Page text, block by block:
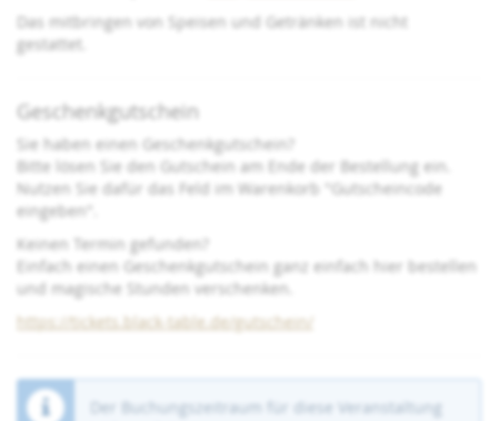
Das mitbringen von Speisen und Getränken ist nicht
gestattet.
Geschenkgutschein
Sie haben einen Geschenkgutschein?
Bitte lösen Sie den Gutschein am Ende der Bestellung ein.
Nutzen Sie dafür das Feld im Warenkorb "Gutscheincode
eingeben".
Keinen Termin gefunden?
Einfach einen Geschenkgutschein ganz einfach hier bestellen
und magische Stunden verschenken.
https://tickets.black-table.de/gutschein/
Der Buchungszeitraum für diese Veranstaltung